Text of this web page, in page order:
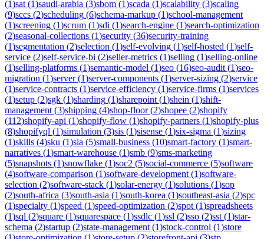
(1)sat (1)saudi-arabia (3)sbom (1)scada (1)scalability (3)scaling
(9)sccs (2)scheduling (6)schema-markup (1)school-management
(1)screening (1)scrum (1)sdi (1)search-engine (1)search-optimization
(2)seasonal-collections (1)security (36)security-training
(1)segmentation (2)selection (1)self-evolving (1)self-hosted (1)self-
service (2)self-service-bi (2)seller-metrics (1)selling (1)selling-online
(1)selling-platforms (1)semantic-model (1)seo (16)seo-audit (1)seo-
migration (1)server(1)server-components (1)server-sizing (2)service
(1)service-contracts (1)service-efficiency (1)service-firms (1)services
(1)setup (2)sgk (1)sharding (1)sharepoint (1)shein (1)shift-
management (3)shipping (4)shop-floor(2)shopee (2)shopify
(112)shopify-api (1)shopify-flow (1)shopify-partners (1)shopify-plus
(8)shopifyql (1)simulation (3)sis (1)sisense (1)six-sigma (1)sizing
(1)skills (4)sku (1)sla (5)small-business (10)smart-factory (1)smart-
narratives (1)smart-warehouse (1)smb (9)sms-marketing
(5)snapshots (1)snowflake (1)soc2 (5)social-commerce (5)software
(4)software-comparison (1)software-development (1)software-
selection (2)software-stack (1)solar-energy (1)solutions (1)sop
(2)south-africa (3)south-asia (1)south-korea (1)southeast-asia (2)spc
(1)specialty (1)speed (1)speed-optimization (2)spot (1)spreadsheets
(1)sql (2)square (1)squarespace (1)ssdlc (1)ssl (2)sso (2)sst (1)star-
schema (2)startup (2)state-management (1)stock-control (1)store